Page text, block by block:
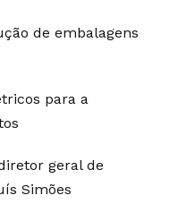
de embalagens
para a
geral de
Simões